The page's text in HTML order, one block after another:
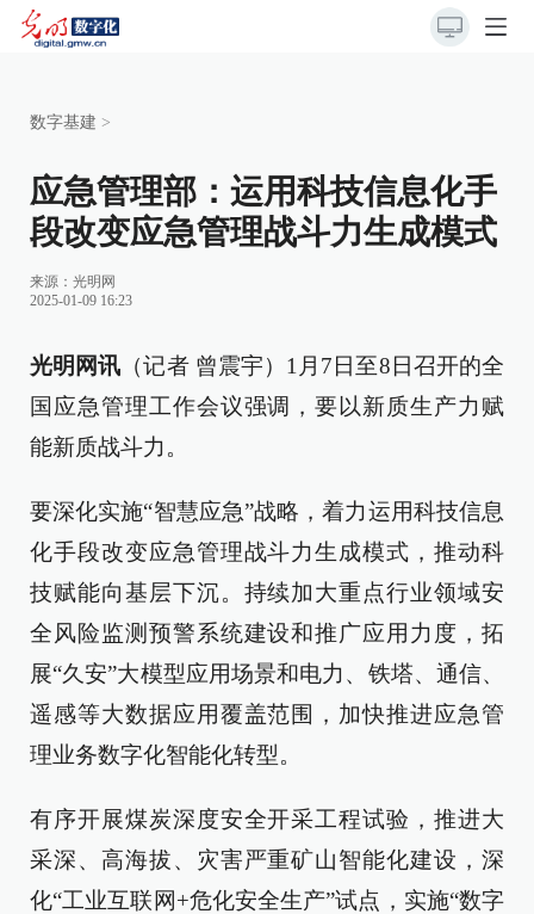
数字基建 >
应急管理部：运用科技信息化手
段改变应急管理战斗力生成模式
来源： 光明网
2025-01-09 16:23
光明网讯 （记者 曾震宇）1月7日至8日召开的全
国应急管理工作会议强调，要以新质生产力赋
能新质战斗力。
要深化实施“智慧应急”战略，着力运用科技信息
化手段改变应急管理战斗力生成模式，推动科
技赋能向基层下沉。持续加大重点行业领域安
全风险监测预警系统建设和推广应用力度，拓
展“久安”大模型应用场景和电力、铁塔、通信、
遥感等大数据应用覆盖范围，加快推进应急管
理业务数字化智能化转型。
有序开展煤炭深度安全开采工程试验，推进大
采深、高海拔、灾害严重矿山智能化建设，深
化“工业互联网+危化安全生产”试点，实施“数字